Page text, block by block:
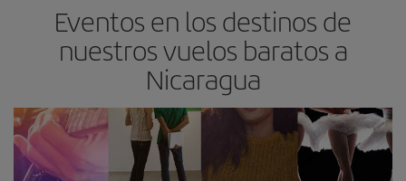
Eventos en los destinos de
nuestros vuelos baratos a
Nicaragua